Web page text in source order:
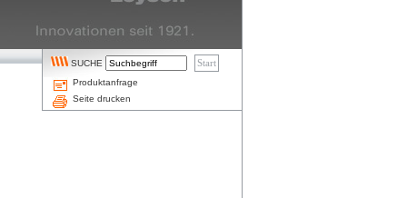
SUCHE
Produktanfrage
Seite drucken